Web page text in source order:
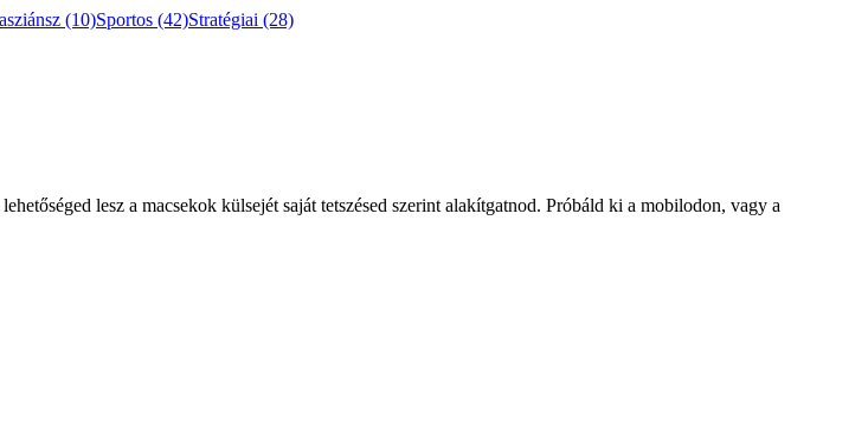
(10)Sportos (42)Stratégiai (28)
lesz a macsekok külsejét saját tetszésed szerint alakítgatnod. Próbáld ki a mobilodon, vagy a